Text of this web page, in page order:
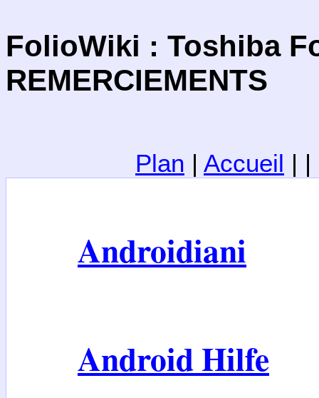
FolioWiki : Toshiba
REMERCIEMENTS
Plan | Accueil | |
Androidiani
Android Hilfe